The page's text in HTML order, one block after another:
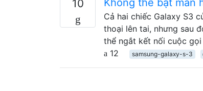
10
Cả hai chiếc Galaxy S3
thoại lên tai, nhưng sau
thể ngắt kết nối cuộc
12
samsung-galaxy-s-3